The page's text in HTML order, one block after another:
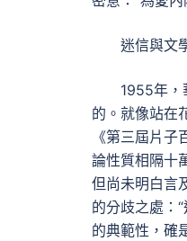
迷信與文
1955年，
的。就像站在
《第三屆片
論性質相隔十
但尚未明白言
的分歧之處：
的典範性，確